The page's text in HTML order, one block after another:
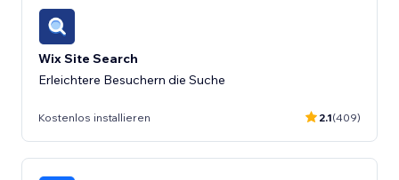
Wix Site Search
Kostenlos installieren 2.1(409)